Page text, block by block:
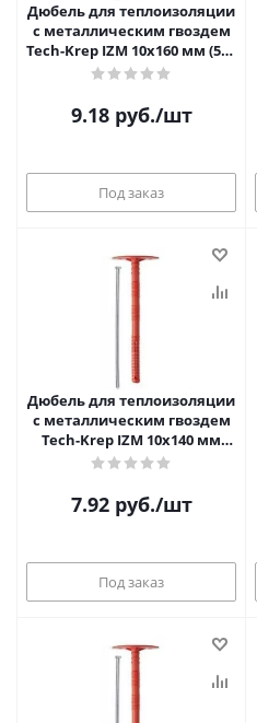
Дюбель для теплоизоляции
с металлическим гвоздем
Tech-Krep IZM 10х160 мм (500
шт/уп)
9.18руб./шт
Под заказ
Дюбель для теплоизоляции
с металлическим гвоздем
Tech-Krep IZM 10х140 мм
(1000 шт/уп)
7.92руб./шт
Под заказ